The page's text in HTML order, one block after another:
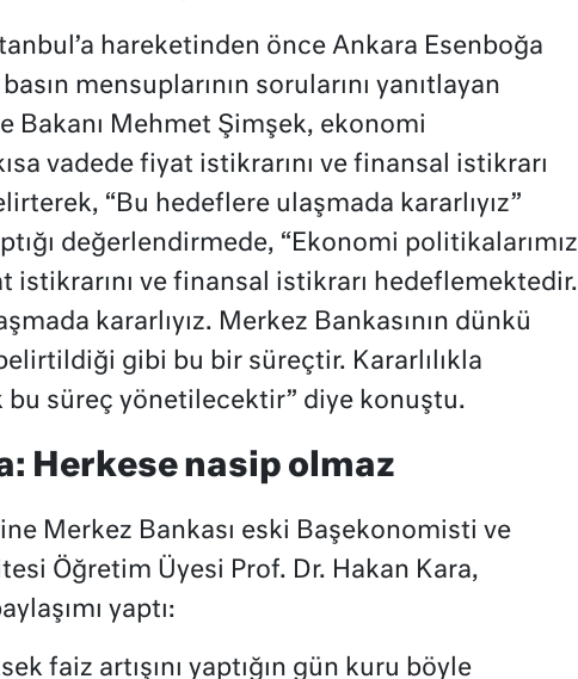
hareketinden önce Ankara Esenboğa
mensuplarının sorularını yanıtlayan
Bakanı Mehmet Şimşek, ekonomi
vadede fiyat istikrarını ve finansal istikrarı
“Bu hedeflere ulaşmada kararlıyız”
değerlendirmede, “Ekonomi politikalarımız
istikrarını ve finansal istikrarı hedeflemektedir.
kararlıyız. Merkez Bankasının dünkü
gibi bu bir süreçtir. Kararlılıkla
bu süreç yönetilecektir” diye konuştu.
Herkese nasip olmaz
Merkez Bankası eski Başekonomisti ve
Öğretim Üyesi Prof. Dr. Hakan Kara,
yaptı:
faiz artışını yaptığın gün kuru böyle